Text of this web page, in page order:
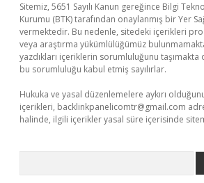
Sitemiz, 5651 Sayılı Kanun gereğince Bilgi
Kurumu (BTK) tarafından onaylanmış bir Yer
vermektedir. Bu nedenle, sitedeki içerikleri
veya araştırma yükümlülüğümüz
yazdıkları içeriklerin sorumluluğunu
bu sorumluluğu kabul etmiş sayılırlar.
Hukuka ve yasal düzenlemelere aykırı
içerikleri, backlinkpanelicomtr@gmail.com
halinde, ilgili içerikler yasal süre içerisinde